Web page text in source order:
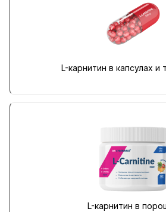
L-карнитин в капсулах и
L-карнитин в